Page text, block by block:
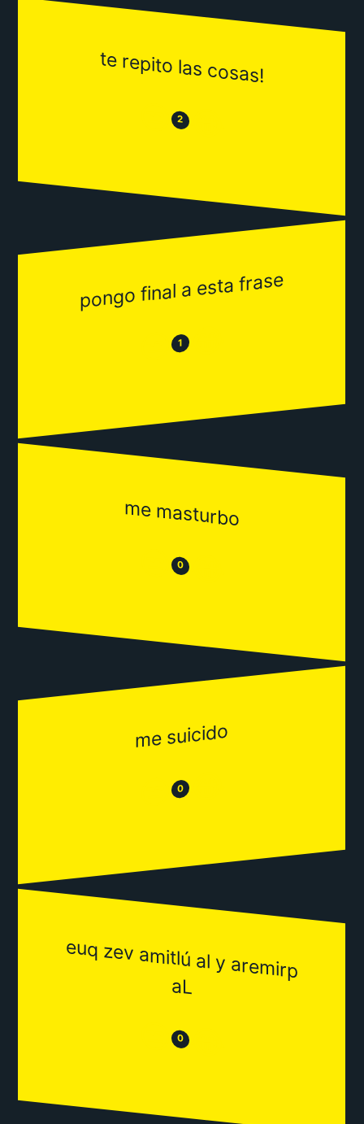
te repito las cosas!
😒 2 😂
pongo final a esta frase
😒 1 😂
me masturbo
😒 0 😂
me suicido
😒 0 😂
euq zev am
itlú al y arem
irp
aL
😒 0 😂